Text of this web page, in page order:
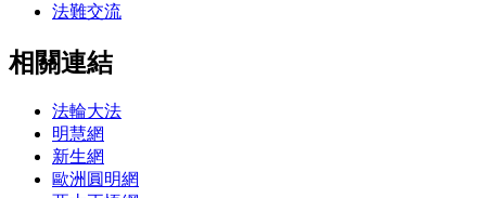
法難交流
相關連結
法輪大法
明慧網
新生網
歐洲圓明網